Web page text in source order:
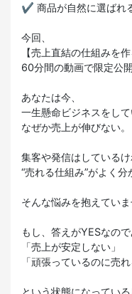
✔ 商品が自然に選ばれ
今回、
【売上直結の仕組みを
60分間の動画で限定公開
あなたは今、
一生懸命ビジネスをし
なぜか売上が伸びない。
集客や発信はしている
“売れる仕組み”がよく分
そんな悩みを抱えていま
もし、答えがYESなので
「売上が安定しない」
「頑張っているのに売
という状態になっている